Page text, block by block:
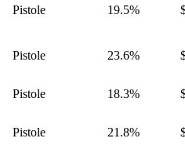
Pistole 19.5%
Pistole 23.6%
Pistole 18.3%
Pistole 21.8%